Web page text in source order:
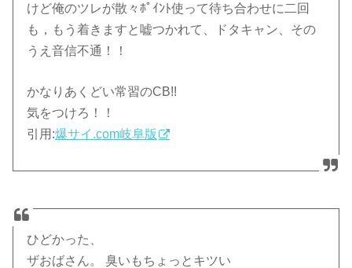
けど俺のツレが散々ﾎﾟｲﾝﾄ使って待ち合わせに二回
も，もう着きますと嘘つかれて、ドタキャン、その
うえ音信不通！！
かなりあくどい常習のCB!!
気をつけろ！！
引用:爆サイ.com岐阜版
ひどかった、
ザおばさん。 臭いもちょっとキツい